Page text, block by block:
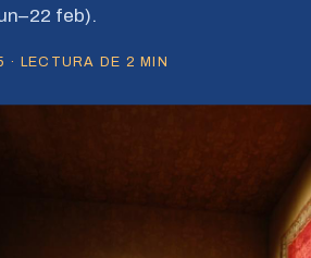
feb).
· LECTURA DE 2 MIN